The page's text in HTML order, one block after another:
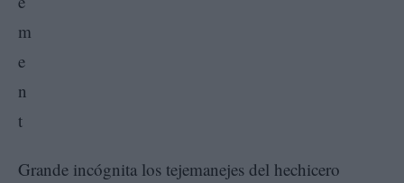
Grande incógnita los tejemanejes del hechicero